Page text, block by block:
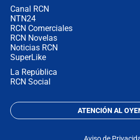
Canal RCN
NTN24
RCN Comerciales
RCN Novelas
Noticias RCN
SuperLike
La República
RCN Social
ATENCIÓN AL